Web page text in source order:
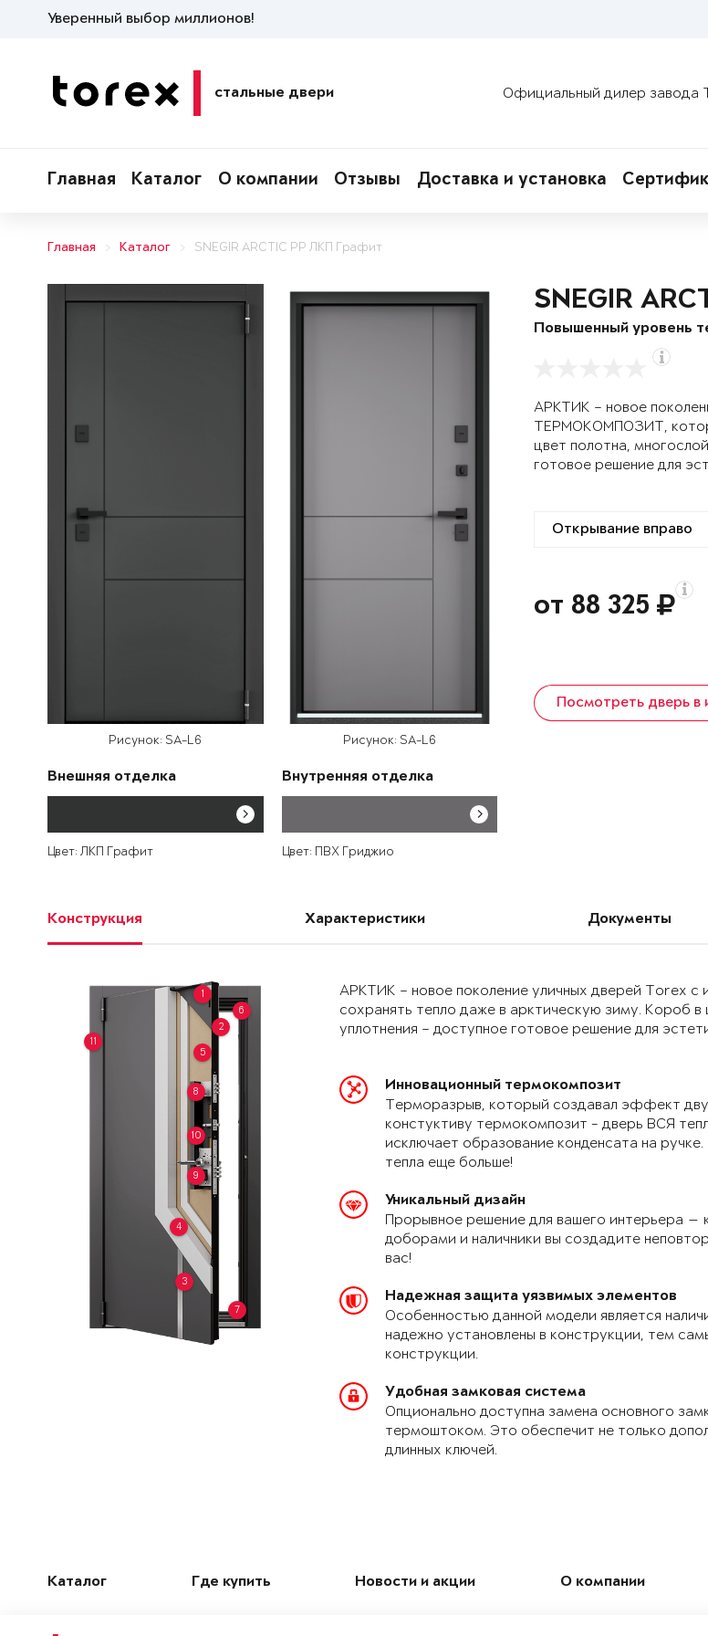
Уверенный выбор миллионов!
стальные двери Официальный дилер завода
Главная Каталог О компании Отзывы Доставка и установка
Главная Каталог SNEGIR ARCTIC PP ЛКП Графит
Рисунок: SA-L6
Внешняя отделка
Цвет: ЛКП Графит
Рисунок: SA-L6
Внутренняя отделка
Цвет: ПВХ Гриджио
SNEGIR
Повышенный уровень
АРКТИК – новое
ТЕРМОКОМПОЗИТ,
цвет полотна,
готовое решение для
от 88 325
Посмотреть дверь в
Конструкция Характеристики Документы
1
2
3
4
5
6
7
8
9
10
11
АРКТИК – новое поколение уличных дверей Torex
сохранять тепло даже в арктическую зиму. Короб
уплотнения – доступное готовое решение для
Инновационный термокомпозит
Терморазрыв, который создавал эффект
констуктиву термокомпозит - дверь ВСЯ
исключает образование конденсата на
тепла еще больше!
Уникальный дизайн
Прорывное решение для вашего интерьера
доборами и наличники вы создадите
вас!
Надежная защита уязвимых элементов
Особенностью данной модели является
надежно установлены в конструкции, тем
конструкции.
Удобная замковая система
Опционально доступна замена основного
термоштоком. Это обеспечит не только
длинных ключей.
Каталог Где купить Новости и акции О компании